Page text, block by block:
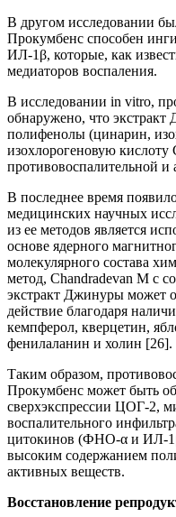
В другом исследовании
Прокумбенс способен
ИЛ-1β, которые, как
медиаторов воспаления.
В исследовании in vitro,
обнаружено, что
полифенолы (цинарин,
изохлорогеновую
противовоспалительной и
В последнее время
медицинских научных
из ее методов является
основе ядерного
молекулярного состава
метод, Chandradevan M с
экстракт Джинуры может
действие благодаря
кемпферол, кверцетин,
фенилаланин и холин [26].
Таким образом,
Прокумбенс может быть
сверхэкспрессии ЦОГ-2,
воспалительного
цитокинов (ФНО-α и ИЛ-
высоким содержанием
активных веществ.
Восстановление